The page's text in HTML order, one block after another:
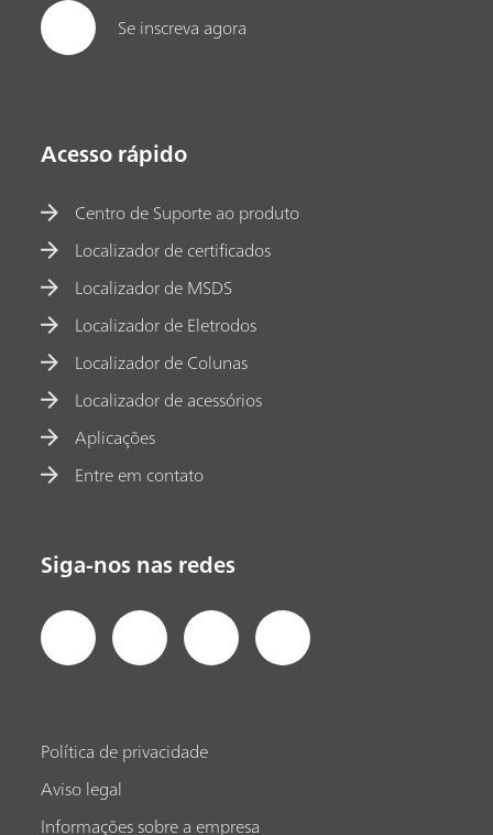
Se inscreva agora
Acesso rápido
Centro de Suporte ao produto
Localizador de certificados
Localizador de MSDS
Localizador de Eletrodos
Localizador de Colunas
Localizador de acessórios
Aplicações
Entre em contato
Siga-nos nas redes
Política de privacidade
Aviso legal
Informações sobre a empresa